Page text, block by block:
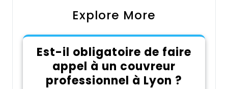
Explore More
Est-il obligatoire de faire
appel à un couvreur
professionnel à Lyon ?